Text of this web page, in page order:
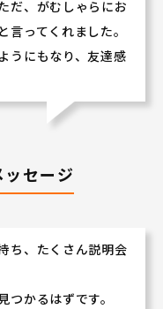
だ、がむしゃらにお
ってくれました。
うにもなり、友達感
セージ
ち、たくさん説明会
かるはずです。